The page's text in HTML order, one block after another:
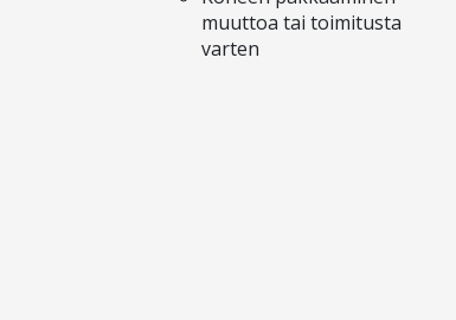
muuttoa tai toimitusta
varten